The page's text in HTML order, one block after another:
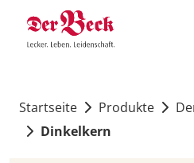
Startseite Produkte
Dinkelkern